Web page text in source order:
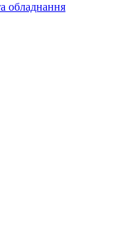
обладнання